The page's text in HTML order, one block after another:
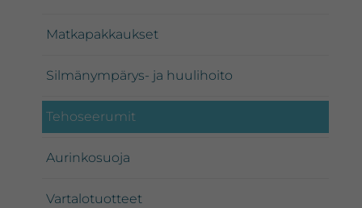
Matkapakkaukset
Silmänympärys- ja huulihoito
Tehoseerumit
Aurinkosuoja
Vartalotuotteet